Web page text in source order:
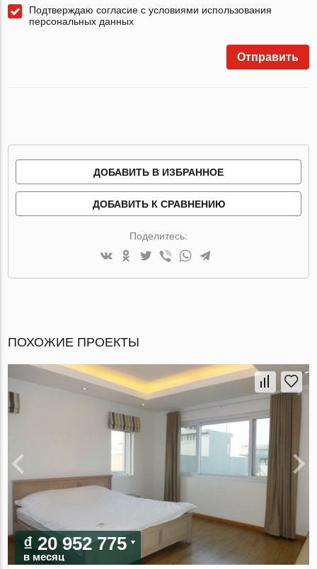
Подтверждаю согласие с условиями использования
персональных данных
Отправить
ДОБАВИТЬ В ИЗБРАННОЕ
ДОБАВИТЬ К СРАВНЕНИЮ
Поделитесь:
ПОХОЖИЕ ПРОЕКТЫ
₫ 20 952 775
в месяц